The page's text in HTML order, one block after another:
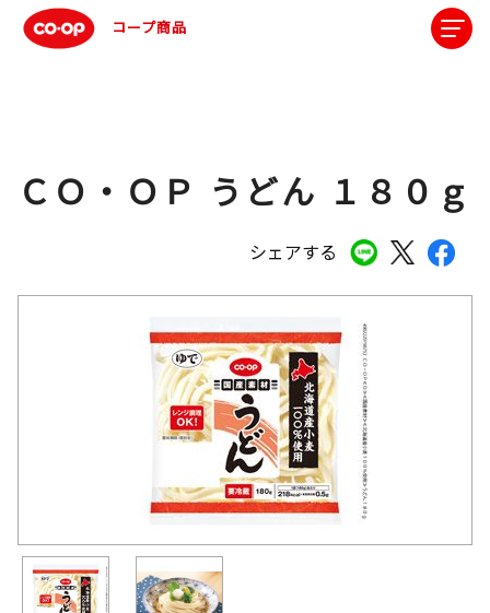
コープ商品
シェアする
ＣＯ・ＯＰ うどん １８０ｇ